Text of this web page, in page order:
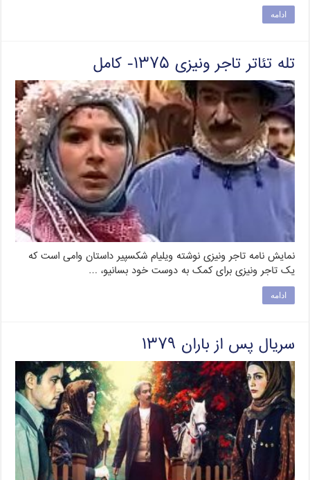
ادامه
تله تئاتر تاجر ونیزی ۱۳۷۵- کامل
نمایش نامه تاجر ونیزی نوشته ویلیام شکسپیر داستان وامی است که
یک تاجر ونیزی برای کمک به دوست خود بسانیو، …
ادامه
سریال پس از باران ۱۳۷۹